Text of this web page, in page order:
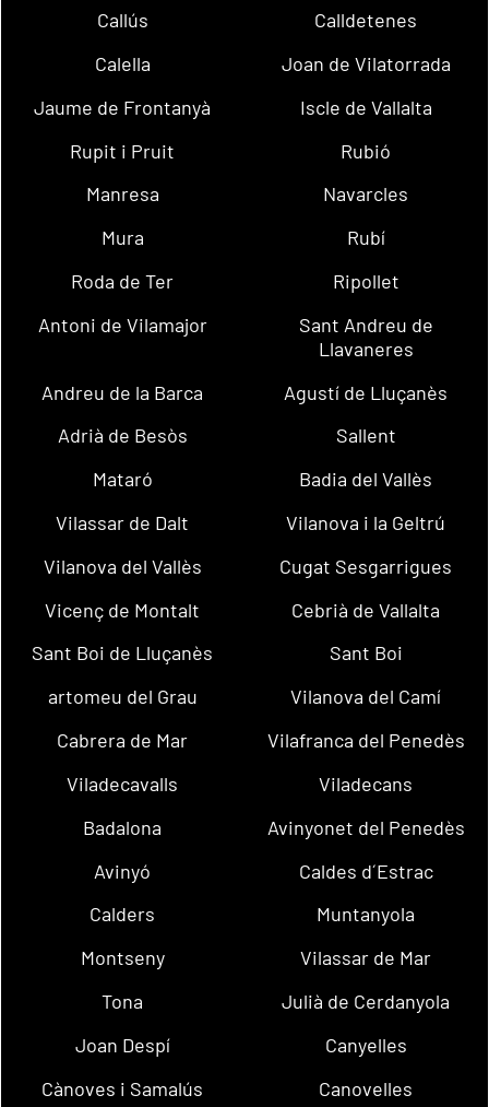
Callús
Calldetenes
Calella
Joan de Vilatorrada
Jaume de Frontanyà
Iscle de Vallalta
Rupit i Pruit
Rubió
Manresa
Navarcles
Mura
Rubí
Roda de Ter
Ripollet
Antoni de Vilamajor
Sant Andreu de
Llavaneres
Andreu de la Barca
Agustí de Lluçanès
Adrià de Besòs
Sallent
Mataró
Badia del Vallès
Vilassar de Dalt
Vilanova i la Geltrú
Vilanova del Vallès
Cugat Sesgarrigues
Vicenç de Montalt
Cebrià de Vallalta
Sant Boi de Lluçanès
Sant Boi
artomeu del Grau
Vilanova del Camí
Cabrera de Mar
Vilafranca del Penedès
Viladecavalls
Viladecans
Badalona
Avinyonet del Penedès
Avinyó
Caldes d´Estrac
Calders
Muntanyola
Montseny
Vilassar de Mar
Tona
Julià de Cerdanyola
Joan Despí
Canyelles
Cànoves i Samalús
Canovelles